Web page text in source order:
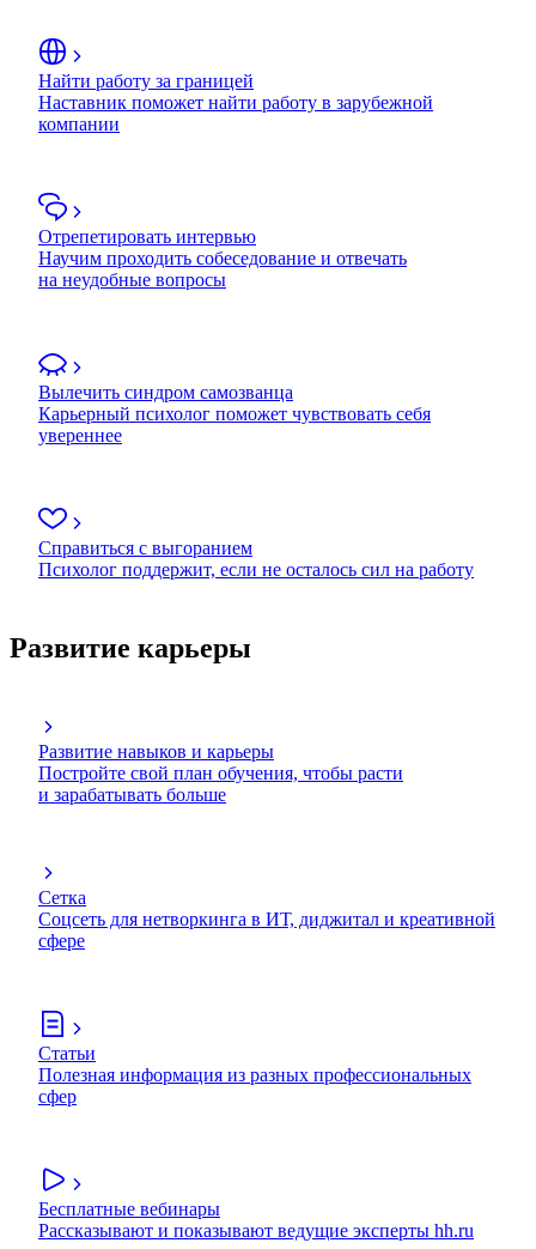
Найти работу за границей
Наставник поможет найти работу в зарубежной
компании
Отрепетировать интервью
Научим проходить собеседование и отвечать
на неудобные вопросы
Вылечить синдром самозванца
Карьерный психолог поможет чувствовать себя
увереннее
Справиться с выгоранием
Психолог поддержит, если не осталось сил на работу
Развитие карьеры
Развитие навыков и карьеры
Постройте свой план обучения, чтобы расти
и зарабатывать больше
Сетка
Соцсеть для нетворкинга в ИТ, диджитал и креативной
сфере
Статьи
Полезная информация из разных профессиональных
сфер
Бесплатные вебинары
Рассказывают и показывают ведущие эксперты hh.ru